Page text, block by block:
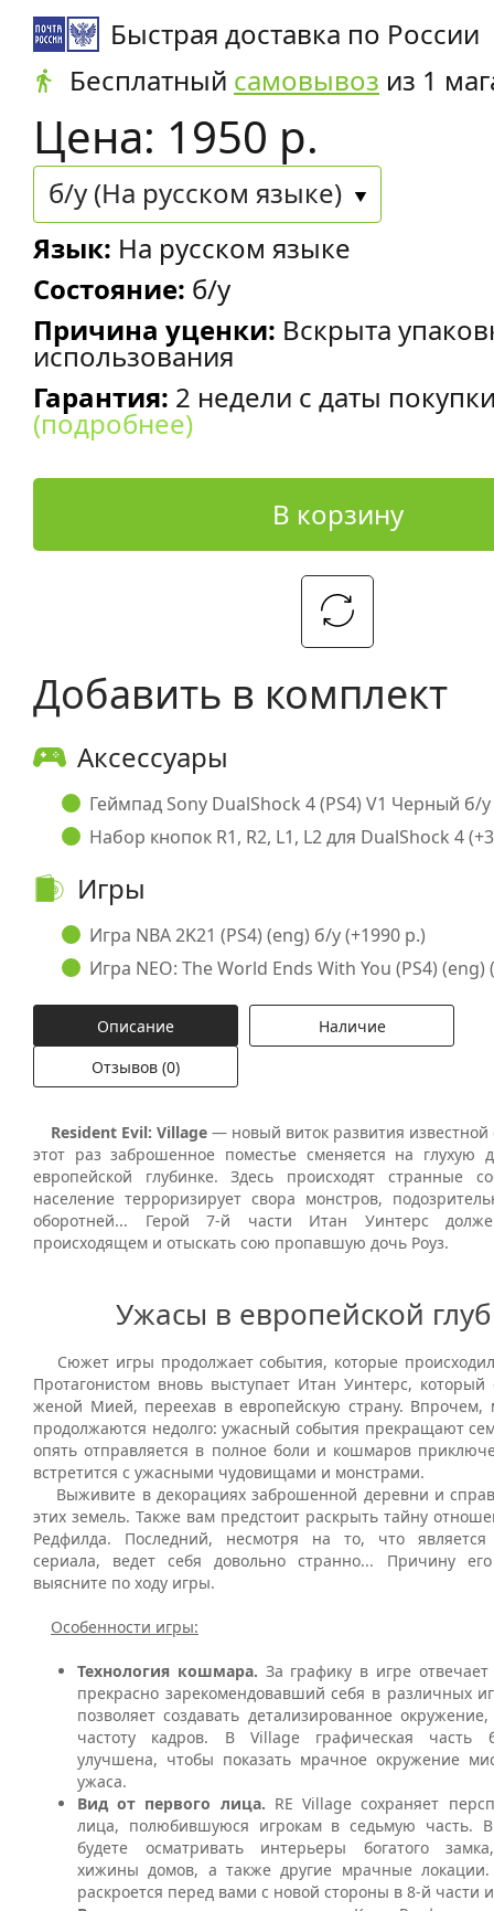
Быстрая доставка по России
Бесплатный самовывоз из 1
Цена: 1950 р.
б/у (На русском языке)
Язык: На русском языке
Состояние: б/у
Причина уценки: Вскрыта
использования
Гарантия: 2 недели с даты
(подробнее)
В корзину
Добавить в комплект
Аксессуары
Геймпад Sony DualShock 4 (PS4) V1 Черный б/у
Набор кнопок R1, R2, L1, L2 для DualShock 4
Игры
Игра NBA 2K21 (PS4) (eng) б/у (+1990 р.)
Игра NEO: The World Ends With You (PS4) (eng)
Описание
Наличие
Отзывов (0)
Resident Evil: Village — новый виток развития известной
этот раз заброшенное поместье сменяется на глухую
европейской глубинке. Здесь происходят странные
население терроризирует свора монстров,
оборотней... Герой 7-й части Итан Уинтерс
происходящем и отыскать сою пропавшую дочь Роуз.
Ужасы в европейской
Сюжет игры продолжает события, которые
Протагонистом вновь выступает Итан Уинтерс, который
женой Мией, переехав в европейскую страну. Впрочем,
продолжаются недолго: ужасный события прекращают
опять отправляется в полное боли и кошмаров
встретится с ужасными чудовищами и монстрами.
Выживите в декорациях заброшенной деревни и
этих земель. Также вам предстоит раскрыть тайну
Редфилда. Последний, несмотря на то, что
сериала, ведет себя довольно странно... Причину
выясните по ходу игры.
Особенности игры:
Технология кошмара. За графику в игре
прекрасно зарекомендовавший себя в различных
позволяет создавать детализированное
частоту кадров. В Village графическая часть
улучшена, чтобы показать мрачное окружение
ужаса.
Вид от первого лица. RE Village сохраняет
лица, полюбившуюся игрокам в седьмую часть.
будете осматривать интерьеры богатого
хижины домов, а также другие мрачные
раскроется перед вами с новой стороны в 8-й части